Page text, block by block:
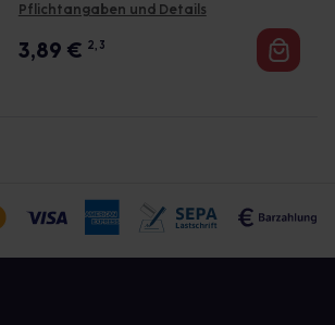
Pflichtangaben und Details
3,89 € 2, 3